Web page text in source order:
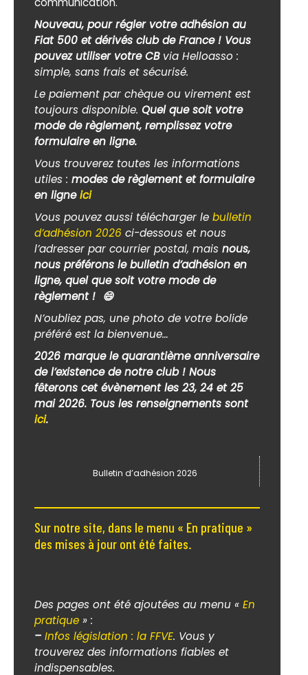
Nouveau, pour régler votre adhésion au
Fiat 500 et dérivés club de France ! Vous
pouvez utiliser votre CBvia Helloasso :
simple, sans frais et sécurisé.
Le paiement par chèque ou virement est
toujours disponible. Quel que soit votre
mode de règlement, remplissez votre
formulaire en ligne.
Vous trouverez toutes les informations
utiles : modes de règlement et formulaire
en ligneici
Vous pouvez aussi télécharger le bulletin
d’adhésion 2026 ci-dessous et nous
l’adresser par courrier postal, mais nous,
nous préférons le bulletin d’adhésion en
ligne, quel que soit votre mode de
règlement ! 😄
N’oubliez pas, une photo de votre bolide
préféré est la bienvenue…
2026 marque le quarantième anniversaire
de l’existence de notre club ! Nous
fêterons cet évènement les 23, 24 et 25
mai 2026. Tous les renseignements sont
ici.
Bulletin d’adhésion 2026
Sur notre site, dans le menu « En pratique »
des mises à jour ont été faites.
Des pages ont été ajoutées au menu « En
pratique » :
– Infos législation : la FFVE. Vous y
trouverez des informations fiables et
indispensables.